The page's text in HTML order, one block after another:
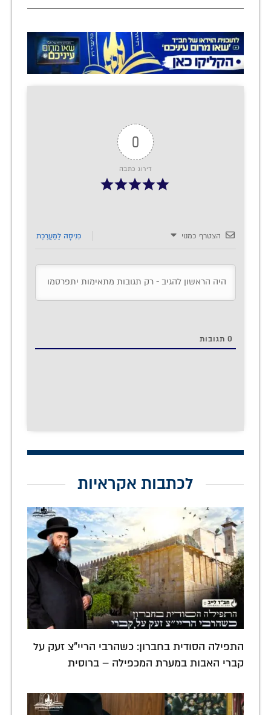
0
דירוג כתבה
הצטרף כמנוי כְּנִיסָה לַמַעֲרֶכֶת
0 תגובות
לכתבות אקראיות
התפילה הסודית בחברון: כשהרבי הריי"צ זעק על
קברי האבות במערת המכפילה – ברוסית